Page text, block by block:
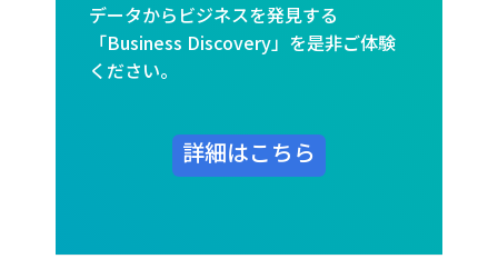
データからビジネスを発見する
「Business Discovery」を是非ご体験
ください。
詳細はこちら